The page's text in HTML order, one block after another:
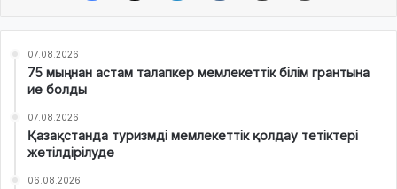
07.08.2026
75 мыңнан астам талапкер мемлекеттік білім грантына
ие болды
07.08.2026
Қазақстанда туризмді мемлекеттік қолдау тетіктері
жетілдірілуде
06.08.2026